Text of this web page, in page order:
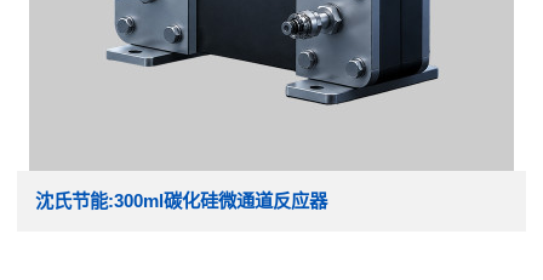
沈氏节能:300ml碳化硅微通道反应器